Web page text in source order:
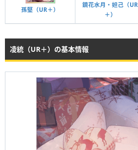
孫堅（UR＋）
鏡花水月・妲己（UR
＋）
凌統（UR＋）の基本情報